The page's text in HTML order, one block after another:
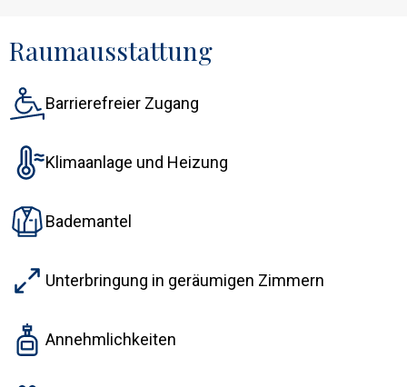
Raumausstattung
Barrierefreier Zugang
Klimaanlage und Heizung
Bademantel
Unterbringung in geräumigen Zimmern
Annehmlichkeiten